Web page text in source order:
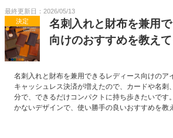
最終更新日：2026/05/13
決定
名刺入れと財布を兼用
向けのおすすめを教えて
名刺入れと財布を兼用できるレディース向けのア
キャッシュレス決済が増えたので、カードや名刺
分で、できるだけコンパクトに持ち歩きたいです
かないデザインで、使い勝手の良いおすすめを教